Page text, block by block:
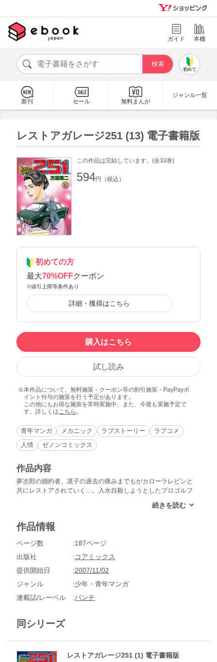
ガイド 本棚
初めて
新刊 セール 無料まんが
ジャンル一覧
レストアガレージ251 (13) 電子書籍版
この作品は完結しています。(全33巻)
594円（税込）
初めての方
最大70%OFFクーポン
※値引上限等条件あり
詳細・獲得はこちら
購入はこちら
試し読み
本作品について、無料施策・クーポン等の割引施策・PayPayポ
イント付与の施策を行う予定があります。
この他にもお得な施策を常時実施中、また、今後も実施予定で
す。詳しくは こちら 。
青年マンガ メカニック ラブストーリー
ラブコメ
人情
ゼノンコミックス
作品内容
夢次郎の婚約者、凛子の過去の痛みまでもがカローラレビンと
共にレストアされていく…。入水自殺しようとしたプロゴルフ
作品情報
ページ数
187ページ
出版社
コアミックス
提供開始日
2007/11/02
ジャンル
少年・青年マンガ
連載誌/レーベル
バンチ
同シリーズ
レストアガレージ251 (1) 電子書籍版